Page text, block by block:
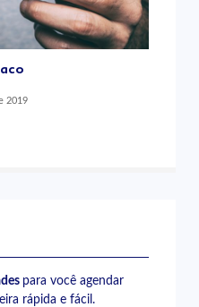
2019
para você agendar
rápida e fácil.